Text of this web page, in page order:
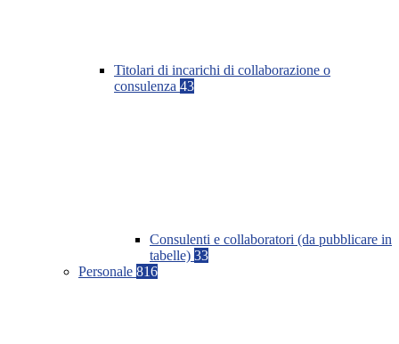
Titolari di incarichi di collaborazione o
consulenza 43
Consulenti e collaboratori (da pubblicare in
tabelle) 33
Personale 816